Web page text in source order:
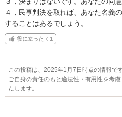
４，民事判決を取れば、あなた名義
することはあるでしょう。
役に立った 1
この投稿は、2025年1月7日時点の情報です
ご自身の責任のもと適法性・有用性を考
たします。